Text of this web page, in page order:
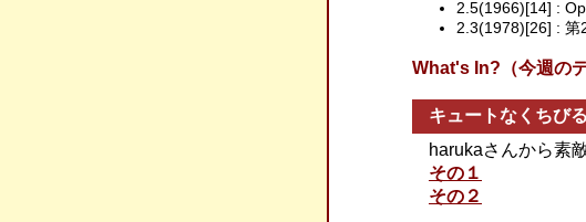
2.5(1966)[14] :
2.3(1978)[26] : 第
What's In?（今週の
キュートなくちびる
harukaさんから素
その１
その２